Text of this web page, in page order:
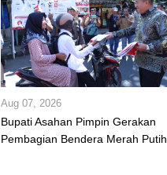
Aug 07, 2026
Bupati Asahan Pimpin Gerakan
Pembagian Bendera Merah Putih